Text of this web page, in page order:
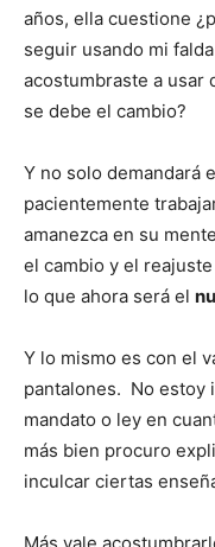
años, ella cuestione
seguir usando mi
acostumbraste a usar
se debe el cambio?
Y no solo demandará
pacientemente
amanezca en su
el cambio y el
lo que ahora será el
Y lo mismo es con el
pantalones. No estoy
mandato o ley en
más bien procuro
inculcar ciertas
Más vale